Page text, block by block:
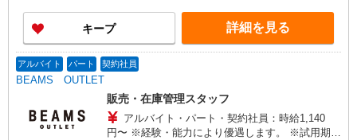
キープ 詳細を見る
アルバイト パート 契約社員
BEAMS OUTLET
販売・在庫管理スタッフ
アルバイト・パート・契約社員：時給1,140
円〜 ※経験・能力により優遇します。 ※試用期間